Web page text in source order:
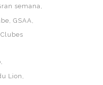
semana
GSAA
Lion